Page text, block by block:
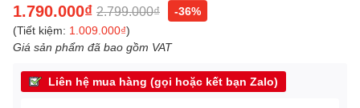
1.790.000₫ 2.799.000₫
-36%
(Tiết kiệm: 1.009.000₫)
Giá sản phẩm đã bao gồm VAT
Liên hệ mua hàng (gọi hoặc kết bạn Zalo)